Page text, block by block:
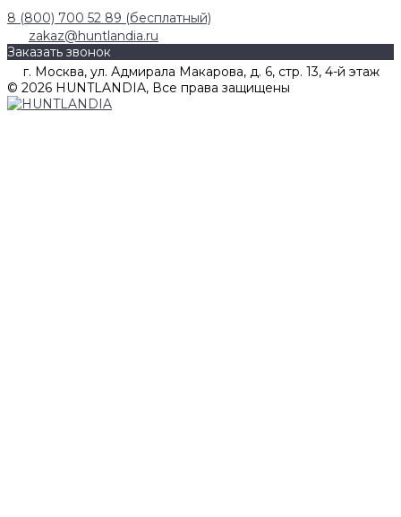
8 (800) 700 52 89 (бесплатный)
zakaz@huntlandia.ru
Заказать звонок
г. Москва, ул. Адмирала Макарова, д. 6, стр. 13, 4-й этаж
© 2026 HUNTLANDIA, Все права защищены